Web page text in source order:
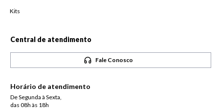
Kits
Central de atendimento
Fale Conosco
Horário de atendimento
De Segunda à Sexta,
das 08h às 18h